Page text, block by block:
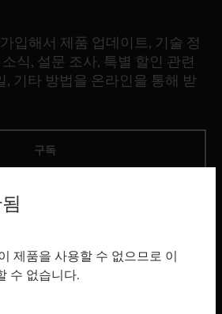
입해서 제품 업데이트, 기술 정
식, 설문 조사, 특별 할인 관련
, 기타 방법을 온라인을 통해 받
구독
제품을 사용할 수 없으므로 이
수 없습니다.